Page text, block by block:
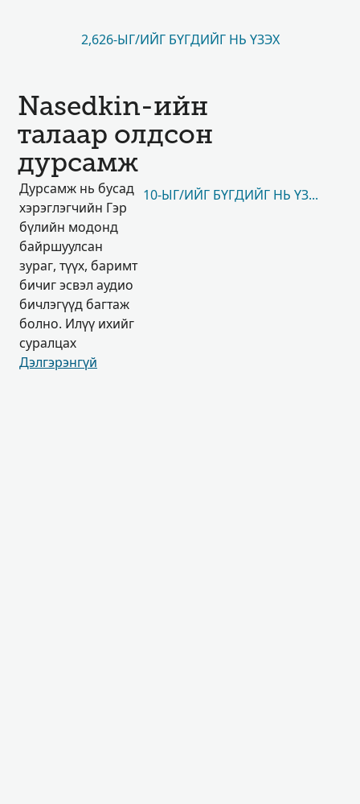
2,626-ЫГ/ИЙГ БҮГДИЙГ НЬ ҮЗЭХ
Nasedkin-ийн
талаар олдсон
дурсамж
Дурсамж нь бусад
хэрэглэгчийн Гэр
бүлийн модонд
байршуулсан
зураг, түүх, баримт
бичиг эсвэл аудио
бичлэгүүд багтаж
болно. Илүү ихийг
суралцах
Дэлгэрэнгүй
10-ЫГ/ИЙГ БҮГДИЙГ НЬ ҮЗЭХ